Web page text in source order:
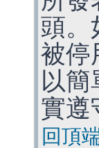
頭。
被停
以簡
實遵
回頂